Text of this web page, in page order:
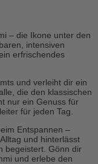
– die Ikone unter den
intensiven
erfrischendes
und verleiht dir ein
die den klassischen
nur ein Genuss für
für jeden Tag.
Entspannen –
und hinterlässt
begeistert. Gönn dir
und erlebe den